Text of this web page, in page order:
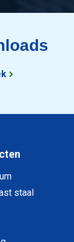
staal